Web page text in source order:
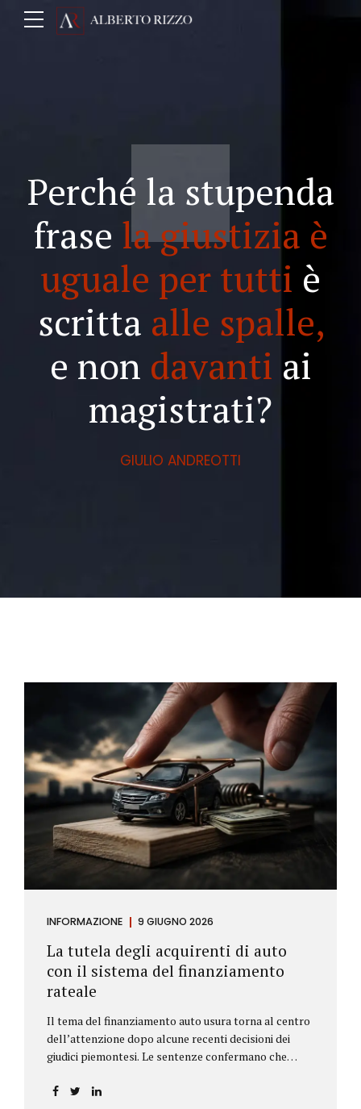
Perché la stupenda
frase la giustizia è
uguale per tutti è
scritta alle spalle,
e non davanti ai
magistrati?
GIULIO ANDREOTTI
INFORMAZIONE 9 GIUGNO 2026
La tutela degli acquirenti di auto
con il sistema del finanziamento
rateale
Il tema del finanziamento auto usura torna al centro
dell’attenzione dopo alcune recenti decisioni dei
giudici piemontesi. Le sentenze confermano che
incidere sul calcolo del tasso effettivo e aprire la